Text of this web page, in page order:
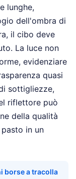
lunghe,
dell'ombra di
il cibo deve
La luce non
evidenziare
quasi
sottigliezze,
riflettore può
della qualità
in un
borse a tracolla